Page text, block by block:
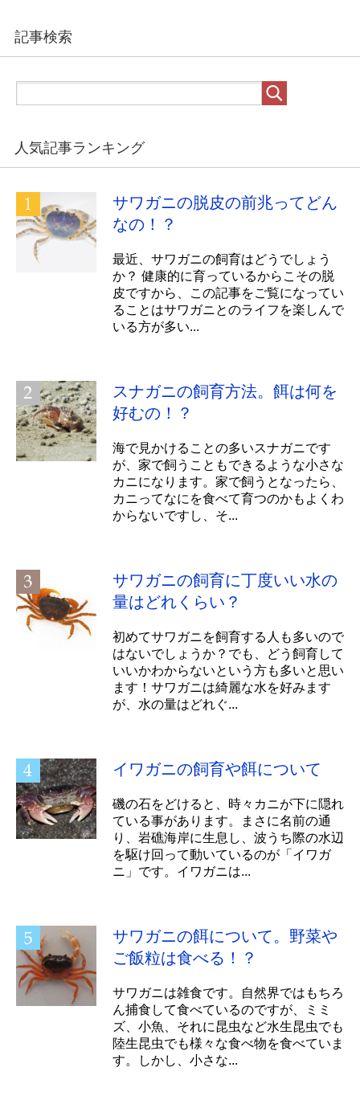
記事検索
人気記事ランキング
サワガニの脱皮の前兆ってどん
なの！？
最近、サワガニの飼育はどうでしょう
か？ 健康的に育っているからこその脱
皮ですから、この記事をご覧になってい
ることはサワガニとのライフを楽しんで
いる方が多い...
スナガニの飼育方法。餌は何を
好むの！？
海で見かけることの多いスナガニです
が、家で飼うこともできるような小さな
カニになります。家で飼うとなったら、
カニってなにを食べて育つのかもよくわ
からないですし、そ...
サワガニの飼育に丁度いい水の
量はどれくらい？
初めてサワガニを飼育する人も多いので
はないでしょうか？でも、どう飼育して
いいかわからないという方も多いと思い
ます！サワガニは綺麗な水を好みます
が、水の量はどれぐ...
イワガニの飼育や餌について
磯の石をどけると、時々カニが下に隠れ
ている事があります。まさに名前の通
り、岩礁海岸に生息し、波うち際の水辺
を駆け回って動いているのが「イワガ
ニ」です。イワガニは...
サワガニの餌について。野菜や
ご飯粒は食べる！？
サワガニは雑食です。自然界ではもちろ
ん捕食して食べているのですが、ミミ
ズ、小魚、それに昆虫など水生昆虫でも
陸生昆虫でも様々な食べ物を食べていま
す。しかし、小さな...